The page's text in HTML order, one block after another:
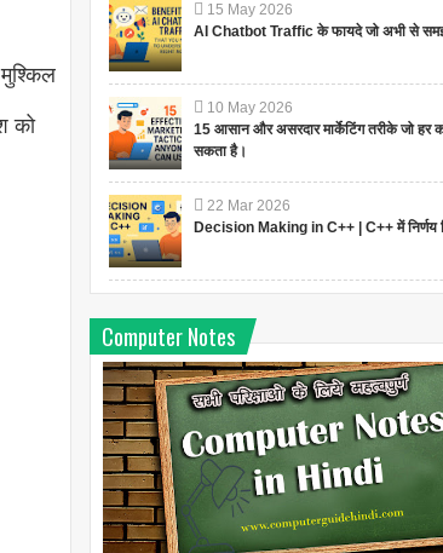
को
15 May 2026
AI Chatbot Traffic के फायदे जो अभी से
10 May 2026
15 आसान और असरदार मार्केटिंग तरीके जो हर
सकता है।
22 Mar 2026
Decision Making in C++ | C++ में निर्णय
Computer Notes